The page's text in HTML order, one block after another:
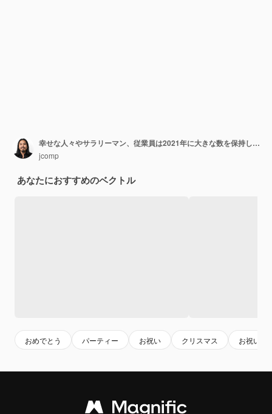
幸せな人々やサラリーマン、従業員は2021年に大きな数を保持しています。友人やチームのグループはメリークリスマスと新年あけましておめでとうございます
jcomp
あなたにおすすめのベクトル
おめでとう パーティー お祝い クリスマス お祝い背